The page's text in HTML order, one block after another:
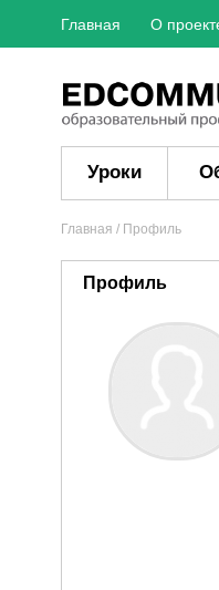
Главная О
Уроки
Главная / Профиль
Профиль